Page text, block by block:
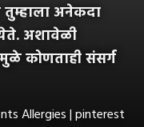
अनेकदा
अशावेळी
कोणताही संसर्ग
Allergies | pinterest